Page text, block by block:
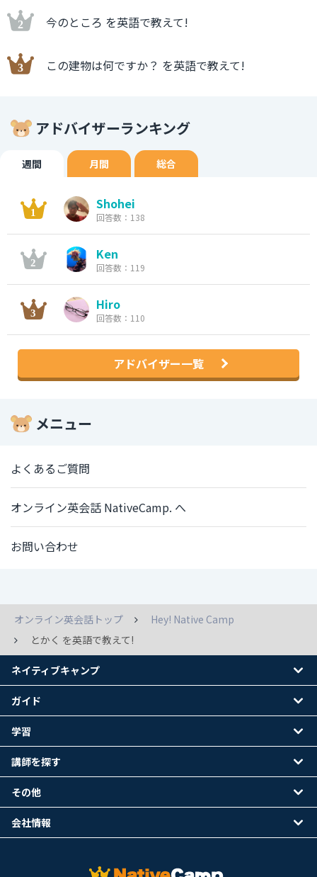
今のところ を英語で教えて!
この建物は何ですか？ を英語で教えて!
アドバイザーランキング
週間 月間 総合
Shohei
回答数：138
Ken
回答数：119
Hiro
回答数：110
アドバイザー一覧
メニュー
よくあるご質問
オンライン英会話 NativeCamp. へ
お問い合わせ
オンライン英会話トップ
Hey! Native Camp
とかく を英語で教えて!
ネイティブキャンプ
ガイド
学習
講師を探す
その他
会社情報